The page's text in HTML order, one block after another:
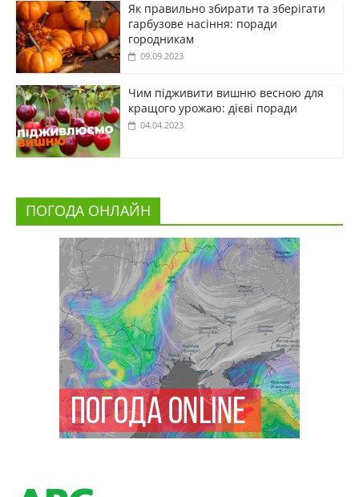
Як правильно збирати та зберігати
гарбузове насіння: поради
городникам
09.09.2023
Чим підживити вишню весною для
кращого урожаю: дієві поради
04.04.2023
ПОГОДА ОНЛАЙН